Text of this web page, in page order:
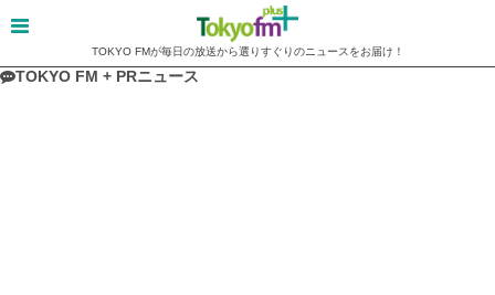
TOKYO FMが毎日の放送から選りすぐりのニュースをお届け！
TOKYO FM + PRニュース